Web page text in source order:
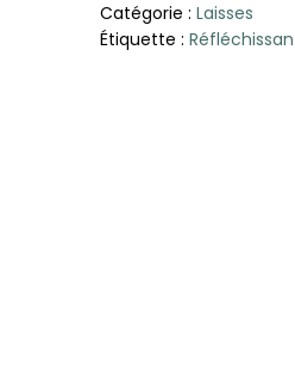
Catégorie : Laisses
Étiquette :